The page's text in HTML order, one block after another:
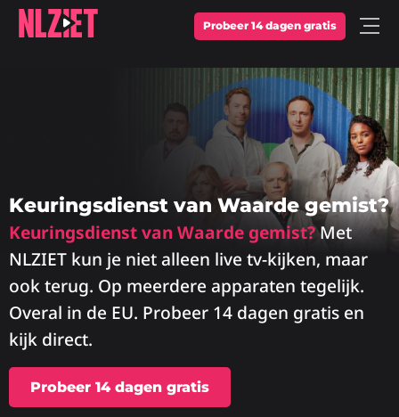
Probeer 14 dagen gratis Open
Keuringsdienst van Waarde gemist?
Keuringsdienst van Waarde gemist?Met
NLZIET kun je niet alleen live tv-kijken, maar
ook terug. Op meerdere apparaten tegelijk.
Overal in de EU. Probeer 14 dagen gratis en
kijk direct.
Probeer 14 dagen gratis